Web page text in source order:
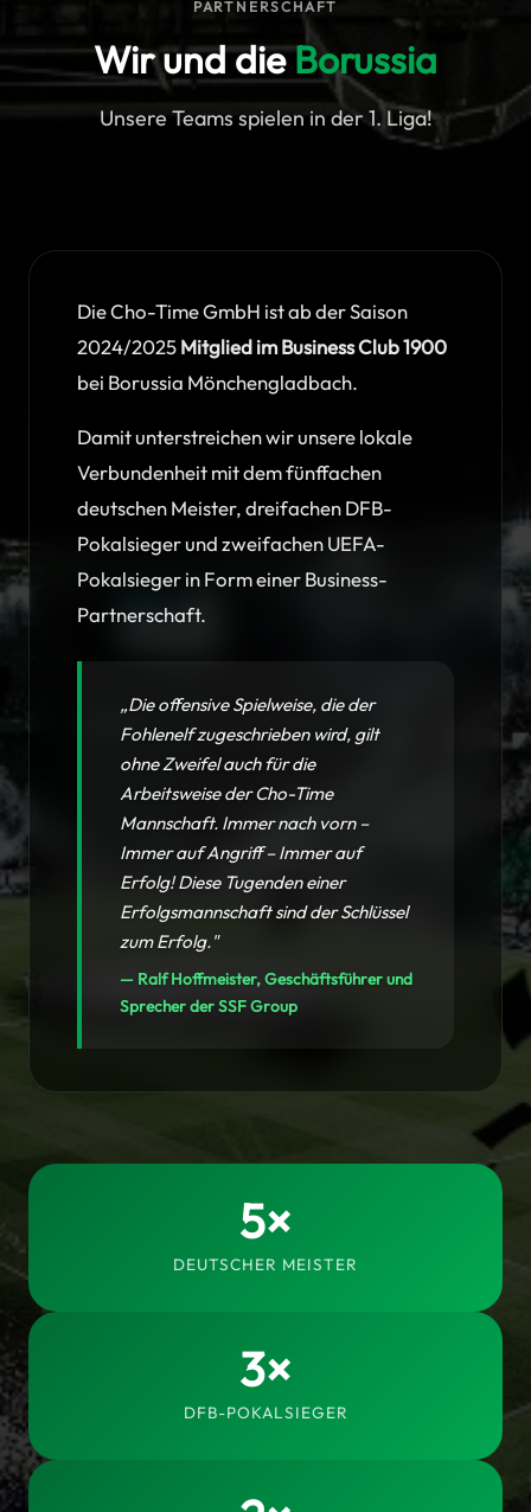
PARTNERSCHAFT
Wir und dieBorussia
Unsere Teams spielen in der 1. Liga!
Die Cho-Time GmbH ist ab der Saison
2024/2025Mitglied im Business Club 1900
bei Borussia Mönchengladbach.
Damit unterstreichen wir unsere lokale
Verbundenheit mit dem fünffachen
deutschen Meister, dreifachen DFB-
Pokalsieger und zweifachen UEFA-
Pokalsieger in Form einer Business-
Partnerschaft.
„Die offensive Spielweise, die der
Fohlenelf zugeschrieben wird, gilt
ohne Zweifel auch für die
Arbeitsweise der Cho-Time
Mannschaft. Immer nach vorn –
Immer auf Angriff – Immer auf
Erfolg! Diese Tugenden einer
Erfolgsmannschaft sind der Schlüssel
zum Erfolg."
— Ralf Hoffmeister, Geschäftsführer und
Sprecher der SSF Group
5×
DEUTSCHER MEISTER
3×
DFB-POKALSIEGER